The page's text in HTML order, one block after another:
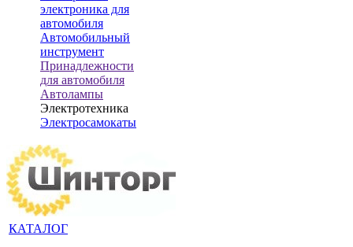
электроника для
автомобиля
Автомобильный
инструмент
Принадлежности
для автомобиля
Автолампы
Электротехника
Электросамокаты
КАТАЛОГ